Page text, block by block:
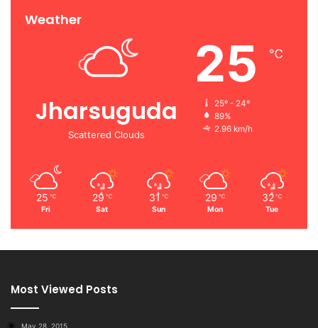
Weather
Jharsuguda
Scattered Clouds
25 ℃
25º - 24º
89%
2.96 km/h
25 ℃
Fri
29 ℃
Sat
31 ℃
Sun
29 ℃
Mon
32 ℃
Tue
Most Viewed Posts
May 28, 2015